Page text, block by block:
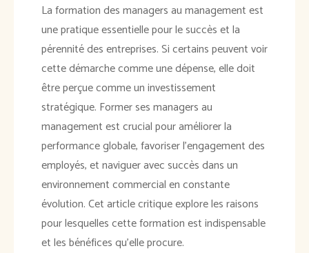
La formation des managers au management est
une pratique essentielle pour le succès et la
pérennité des entreprises. Si certains peuvent voir
cette démarche comme une dépense, elle doit
être perçue comme un investissement
stratégique. Former ses managers au
management est crucial pour améliorer la
performance globale, favoriser l'engagement des
employés, et naviguer avec succès dans un
environnement commercial en constante
évolution. Cet article critique explore les raisons
pour lesquelles cette formation est indispensable
et les bénéfices qu'elle procure.